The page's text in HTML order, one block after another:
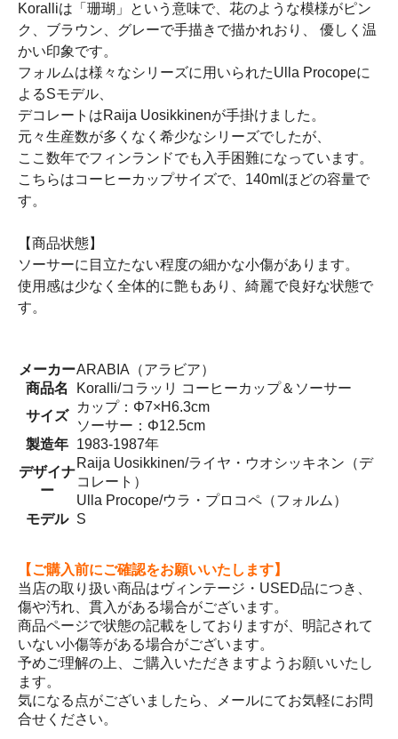
Koralliは「珊瑚」という意味で、花のような模様がピン
ク、ブラウン、グレーで手描きで描かれおり、 優しく温
かい印象です。
フォルムは様々なシリーズに用いられたUlla Procopeに
よるSモデル、
デコレートはRaija Uosikkinenが手掛けました。
元々生産数が多くなく希少なシリーズでしたが、
ここ数年でフィンランドでも入手困難になっています。
こちらはコーヒーカップサイズで、140mlほどの容量で
す。
【商品状態】
ソーサーに目立たない程度の細かな小傷があります。
使用感は少なく全体的に艶もあり、綺麗で良好な状態で
す。
メーカーARABIA（アラビア）
商品名
Koralli/コラッリ コーヒーカップ＆ソーサー
サイズ
カップ：Φ7×H6.3cm
ソーサー：Φ12.5cm
製造年 1983-1987年
デザイナ
ー
Raija Uosikkinen/ライヤ・ウオシッキネン（デ
コレート）
Ulla Procope/ウラ・プロコペ（フォルム）
モデル S
【ご購入前にご確認をお願いいたします】
当店の取り扱い商品はヴィンテージ・USED品につき、
傷や汚れ、貫入がある場合がございます。
商品ページで状態の記載をしておりますが、明記されて
いない小傷等がある場合がございます。
予めご理解の上、ご購入いただきますようお願いいたし
ます。
気になる点がございましたら、メールにてお気軽にお問
合せください。